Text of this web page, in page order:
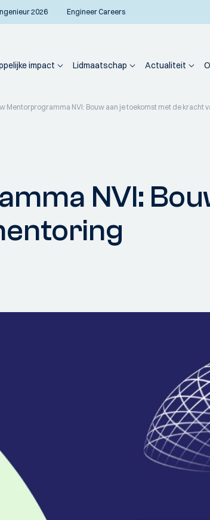
2026 Engineer Careers
impact Lidmaatschap Actualiteit
Mentorprogramma NVI: Bouw aan je toekomst met de kracht
NVI: